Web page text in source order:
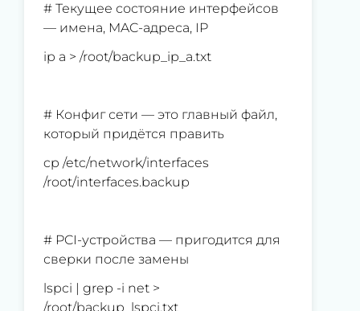
# Текущее состояние интерфейсов
— имена, MAC-адреса, IP
ip a > /root/backup_ip_a.txt
# Конфиг сети — это главный файл,
который придётся править
cp /etc/network/interfaces
/root/interfaces.backup
# PCI-устройства — пригодится для
сверки после замены
lspci | grep -i net >
/root/backup_lspci.txt